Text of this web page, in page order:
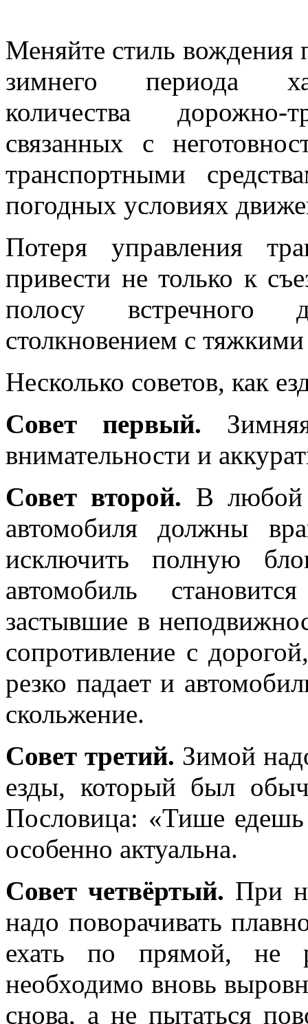
Меняйте стиль вождения
зимнего периода
количества дорожно-
связанных с
транспортными
погодных условиях
Потеря управления
привести не только к
полосу встречного
столкновением с
Несколько советов, как
Совет первый.
внимательности и
Совет второй. В любой
автомобиля должны
исключить полную
автомобиль
застывшие в
сопротивление с
резко падает и
скольжение.
Совет третий. Зимой
езды, который был
Пословица: «Тише
особенно актуальна.
Совет четвёртый. При
надо поворачивать
ехать по прямой, не
необходимо вновь
снова, а не пытаться